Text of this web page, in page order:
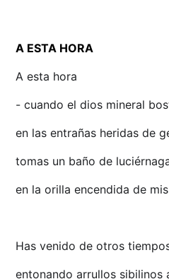
A ESTA HORA
A esta hora
- cuando el dios mineral
en las entrañas heridas de
tomas un baño de
en la orilla encendida de
Has venido de otros
entonando arrullos sibilinos